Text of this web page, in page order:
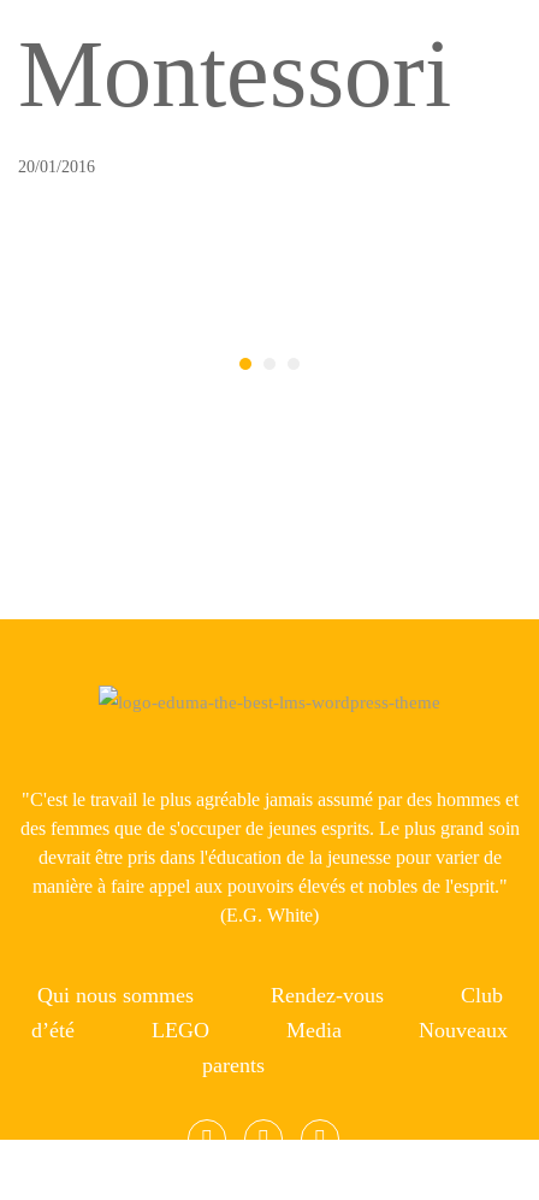
Montessori
20/01/2016
"C'est le travail le plus agréable jamais assumé par des hommes et
des femmes que de s'occuper de jeunes esprits. Le plus grand soin
devrait être pris dans l'éducation de la jeunesse pour varier de
manière à faire appel aux pouvoirs élevés et nobles de l'esprit."
(E.G. White)
Qui nous sommes Rendez-vous
Club
d’été
LEGO Media
Nouveaux
parents